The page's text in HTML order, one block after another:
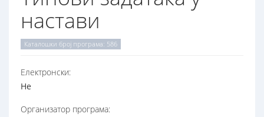
настави
Каталошки број програма: 586
Електронски:
Не
Организатор програма: